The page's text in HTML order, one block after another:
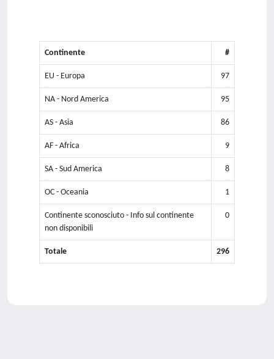
Continente #
EU - Europa 97
NA - Nord America 95
AS - Asia 86
AF - Africa 9
SA - Sud America 8
OC - Oceania 1
Continente sconosciuto - Info sul continente
non disponibili
0
Totale 296